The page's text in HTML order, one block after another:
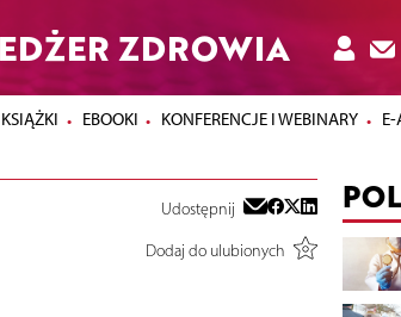
ZDROWIA
KSIĄŻKI EBOOKI KONFERENCJE I WEBINARY
Udostępnij
Dodaj do ulubionych